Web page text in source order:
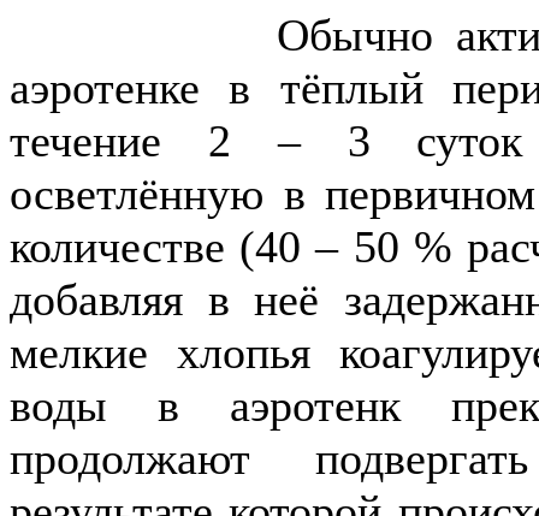
Обычно активный
аэротенке в тёплый
течение 2 – 3 суток
осветлённую в
количестве (40 – 50 %
добавляя в неё
мелкие хлопья
воды в аэротенк
продолжают